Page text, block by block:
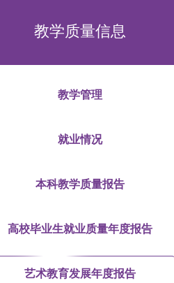
教学质量信息
教学管理
就业情况
本科教学质量报告
高校毕业生就业质量年度报告
艺术教育发展年度报告